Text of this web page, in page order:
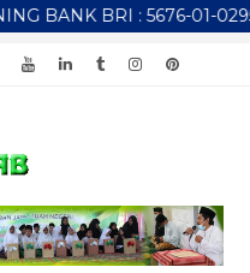
BRI : 5676-01-029537-